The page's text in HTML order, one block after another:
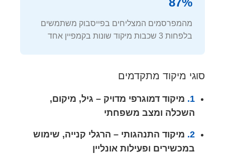
מהמפרסמים המצליחים בפייסבוק משתמשים
בלפחות 3 שכבות מיקוד שונות בקמפיין אחד
סוגי מיקוד מתקדמים
1. מיקוד דמוגרפי מדויק – גיל, מיקום,
השכלה ומצב משפחתי
2. מיקוד התנהגותי – הרגלי קנייה, שימוש
במכשירים ופעילות אונליין